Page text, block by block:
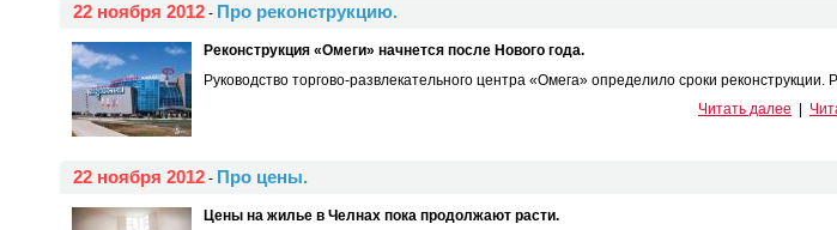
22 ноября 2012 - Про реконструкцию.
Реконструкция «Омеги» начнется после Нового года.
Руководство торгово-развлекательного центра «Омега» определило сроки
Читать далее
22 ноября 2012 - Про цены.
Цены на жилье в Челнах пока продолжают расти.